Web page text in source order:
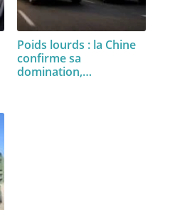
Poids lourds : la Chine
confirme sa
domination,…